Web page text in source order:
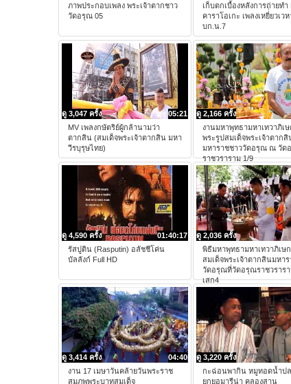
ภาพประกอบเพลง พระเจ้าตากชาว
วัดอรุณ 05
เก็บตกเบื้องหลังการถ่ายทำ
คาราโอเกะ เพลงเหยี่่ยวเวห
บก.น.7
05:21
ดู 3,047 ครั้ง
MV เพลงกษัตริย์ผู้กล้านามว่า
ตากสิน (สมเด็จพระเจ้าตากสิน มหา
วีรบุรุษไทย)
ดู 2,166 ครั้ง
งานมหาพุทธามหาเทวาภิเษ
พระรูปสมเด็จพระเจ้าตากสิ
มหาราชชาววัดอรุณ ณ วัด
ราชวราราม 1/9
01:40:17
ดู 4,590 ครั้ง
รัสปูติน (Rasputin) อลัชชีโค่น
บัลลังก์ Full HD
ดู 2,036 ครั้ง
พิธีมหาพุทธามหาเทวาภิเษก
สมเด็จพระเจ้าตากสินมหา
วัดอรุณที่วัดอรุณราชวราร
เสก4
04:40
ดู 3,414 ครั้ง
งาน 17 เมษาวันคล้ายวันพระราช
สมภพพระบาทสมเด็จ
ดู 3,220 ครั้ง
กะฉ่อนพากิน หมูทอดน้ำป
ยกยอมารีน่า คลองสาน